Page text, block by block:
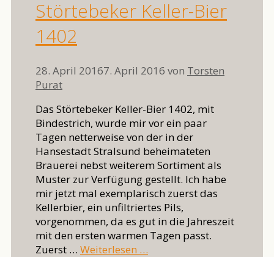
Störtebeker Keller-Bier
1402
28. April 20167. April 2016 von Torsten
Purat
Das Störtebeker Keller-Bier 1402, mit
Bindestrich, wurde mir vor ein paar
Tagen netterweise von der in der
Hansestadt Stralsund beheimateten
Brauerei nebst weiterem Sortiment als
Muster zur Verfügung gestellt. Ich habe
mir jetzt mal exemplarisch zuerst das
Kellerbier, ein unfiltriertes Pils,
vorgenommen, da es gut in die Jahreszeit
mit den ersten warmen Tagen passt.
Zuerst … Weiterlesen …